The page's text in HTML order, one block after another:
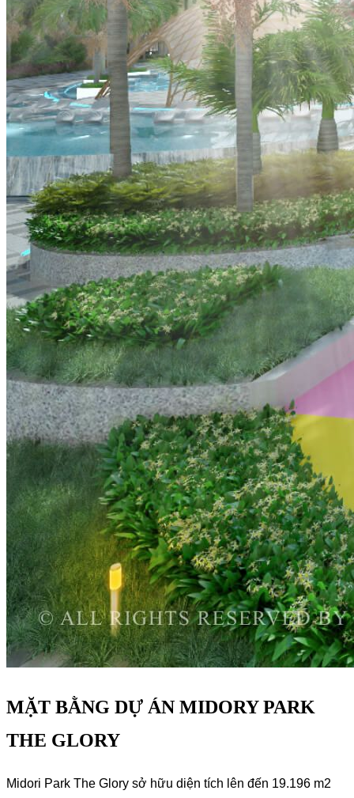
MẶT BẰNG DỰ ÁN MIDORY PARK
THE GLORY
Midori Park The Glory sở hữu diện tích lên đến 19.196 m2